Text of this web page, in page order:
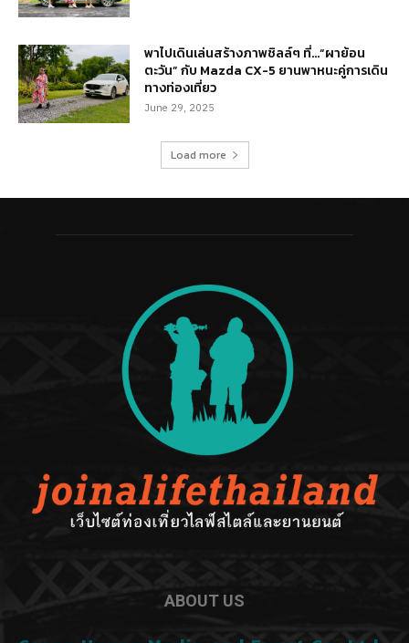
พาไปเดินเล่นสร้างภาพชิลล์ๆ ที่…“ผาย้อน
ตะวัน” กับ Mazda CX-5 ยานพาหนะคู่การเดิน
ทางท่องเที่ยว
June 29, 2025
Load more
ABOUT US